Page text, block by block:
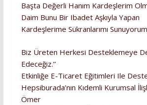
Başta Değerli Hanım Kardeşlerim
Daim Bunu Bir Ibadet Aşkıyla Yapan
Kardeşlerime Sükranlarımı
Biz Üreten Herkesi Desteklemeye
Edeceğiz.’’
Etkinliğe E-Ticaret Eğitimleri Ile
Hepsiburada’nın Kıdemli Kurumsal
Ömer